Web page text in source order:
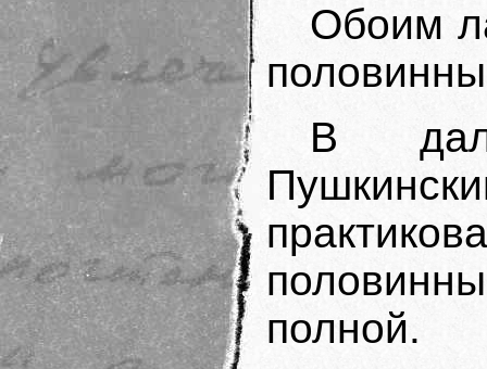
Обоим
В
полной.